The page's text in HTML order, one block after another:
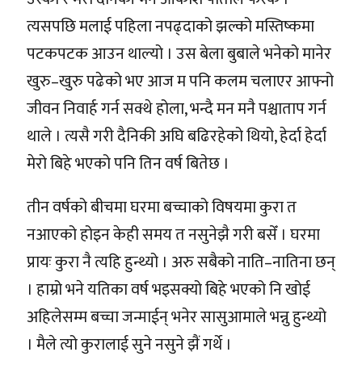
त्यसपछि मलाई पहिला नपढ्दाको झल्को मस्तिष्कमा
पटकपटक आउन थाल्यो । उस बेला बुबाले भनेको मानेर
खुरु–खुरु पढेको भए आज म पनि कलम चलाएर आफ्नो
जीवन निवार्ह गर्न सक्थे होला, भन्दै मन मनै पश्चाताप गर्न
थाले । त्यसै गरी दैनिकी अघि बढिरहेको थियो, हेर्दा हेर्दा
मेरो बिहे भएको पनि तिन वर्ष बितेछ ।
तीन वर्षको बीचमा घरमा बच्चाको विषयमा कुरा त
नआएको होइन केही समय त नसुनेझै गरी बसेँ । घरमा
प्रायः कुरा नै त्यहि हुन्थ्यो । अरु सबैको नाति–नातिना छन्
। हाम्रो भने यतिका वर्ष भइसक्यो बिहे भएको नि खोई
अहिलेसम्म बच्चा जन्माईन् भनेर सासुआमाले भन्नु हुन्थ्यो
। मैले त्यो कुरालाई सुने नसुने झैं गर्थे ।